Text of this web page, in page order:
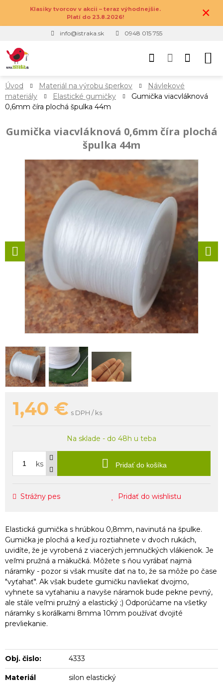
Klasiky tvorcov v akcii – teraz výhodnejšie.
Platí do 23.8.2026!
×
info@istraka.sk 0948 015 755
Úvod Materiál na výrobu šperkov
Návlekové
materiály
Elastické gumičky
Gumička viacvláknová
0,6mm číra plochá špulka 44m
Gumička viacvláknová 0,6mm číra plochá
špulka 44m
1,40 € s DPH / ks
Na sklade - do 48h u teba
ks Pridať do košíka
Strážny pes Pridať do wishlistu
Elastická gumička s hrúbkou 0,8mm, navinutá na špulke.
Gumička je plochá a keď ju roztiahnete v dvoch rukách,
uvidíte, že je vyrobená z viacerých jemnučkých vlákienok. Je
veľmi pružná a mäkučká. Môžete s ňou vyrábať najmä
náramky - pozor si však musíte dať na to, že sa môže po čase
"vyťahať". Ak však budete gumičku navliekať dvojmo,
vyhnete sa vyťahaniu a navyše náramok bude pekne pevný,
ale stále veľmi pružný a elastický ;) Odporúčame na všetky
náramky s korálkami 8mma 10mm používať dvojité
prevliekanie.
Obj. čislo: 4333
Materiál silon elastický